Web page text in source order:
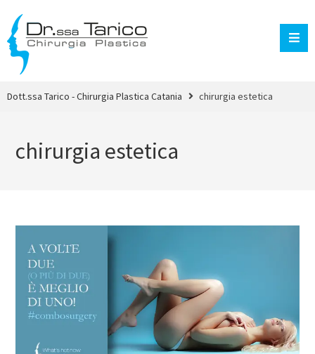
Dott.ssa Tarico - Chirurgia Plastica Catania chirurgia estetica
chirurgia estetica